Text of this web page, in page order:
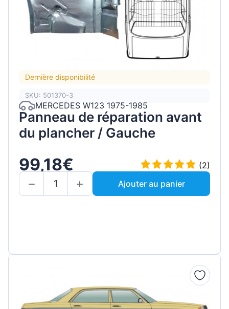
Dernière disponibilité
SKU: 501370-3
MERCEDES W123 1975-1985
Panneau de réparation avant
du plancher / Gauche
99,18€
(2)
Ajouter au panier